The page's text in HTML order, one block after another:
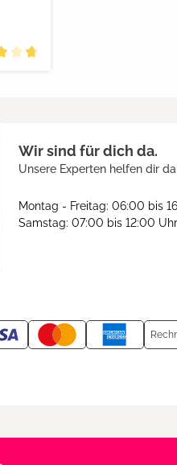
Wir sind für dich da.
Unsere Experten helfen dir
Montag - Freitag: 06:00 bis
Samstag: 07:00 bis 12:00 Uhr